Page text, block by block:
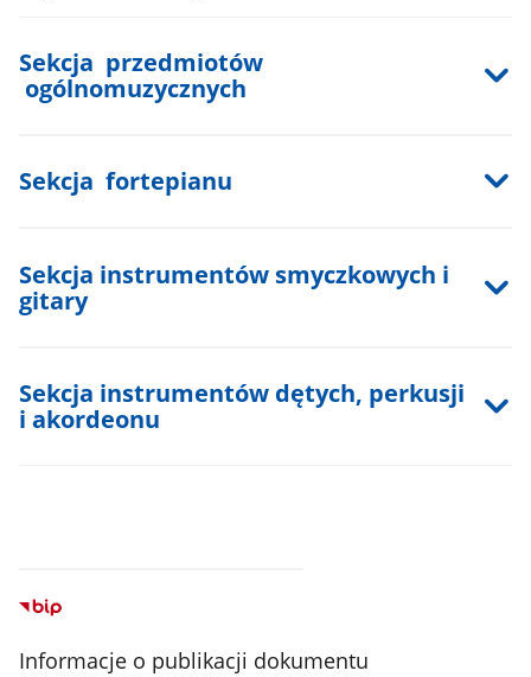
Sekcja przedmiotów
ogólnomuzycznych
Sekcja fortepianu
Sekcja instrumentów smyczkowych i
gitary
Sekcja instrumentów dętych, perkusji
i akordeonu
Informacje o publikacji dokumentu